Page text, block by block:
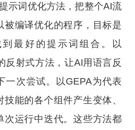
示词优化方法，把整个AI流
被编译优化的程序，目标是
最好的提示词组合。以
反射式方法，让AI用语言反
一次尝试。以GEPA为代表
能的各个组件产生变体、
次运行中迭代。这些方法都